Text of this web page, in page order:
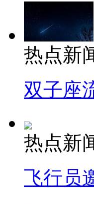
热点新
双子座
热点新
飞行员